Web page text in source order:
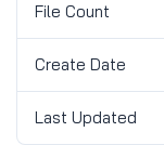
File Count
Create Date
Last Updated